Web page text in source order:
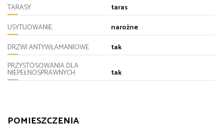
TARASY
taras
USYTUOWANIE
narożne
DRZWI ANTYWŁAMANIOWE
tak
PRZYSTOSOWANIA DLA
NIEPEŁNOSPRAWNYCH tak
POMIESZCZENIA